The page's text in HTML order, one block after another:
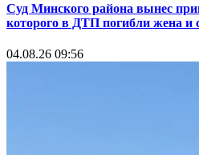
Суд Минского района вынес
которого в ДТП погибли жена и
04.08.26 09:56